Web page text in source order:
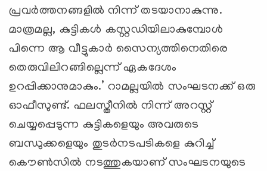
പ്രവര്‍ത്തനങ്ങളില്‍ നിന്ന് തടയാനാകുന്നു.
മാത്രമല്ല, കുട്ടികള്‍ കസ്റ്റഡിയിലാകുമ്പോള്‍
പിന്നെ ആ വീട്ടുകാര്‍ സൈന്യത്തിനെതിരെ
തെരുവിലിറങ്ങില്ലെന്ന് ഏകദേശം
ഉറപ്പിക്കാനുമാകും.’ റാമല്ലയില്‍ സംഘടനക്ക് ഒരു
ഓഫീസുണ്ട്. ഫലസ്തീനില്‍ നിന്ന് അറസ്റ്റ്
ചെയ്യപ്പെടുന്ന കുട്ടികളെയും അവരുടെ
ബന്ധുക്കളെയും തുടര്‍നടപടികളെ കുറിച്ച്
കൌണ്‍സില്‍ നടത്തുകയാണ് സംഘടനയുടെ